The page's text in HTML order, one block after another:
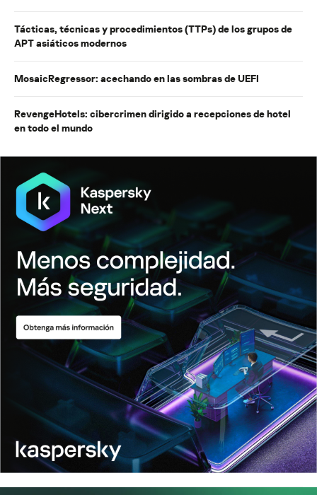
Tácticas, técnicas y procedimientos (TTPs) de los grupos de
APT asiáticos modernos
MosaicRegressor: acechando en las sombras de UEFI
RevengeHotels: cibercrimen dirigido a recepciones de hotel
en todo el mundo